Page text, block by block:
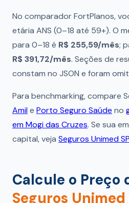
No comparador FortPlanos,
etária ANS (0–18 até 59+). O
para 0–18 é R$ 255,59/mês;
R$ 391,72/mês. Seções de
constam no JSON e foram
Para benchmarking, compare
Amile Porto Seguro Saúde no
em Mogi das Cruzes. Se sua
capital, veja Seguros Unimed SP
Calcule o Preço
Seguros Unimed